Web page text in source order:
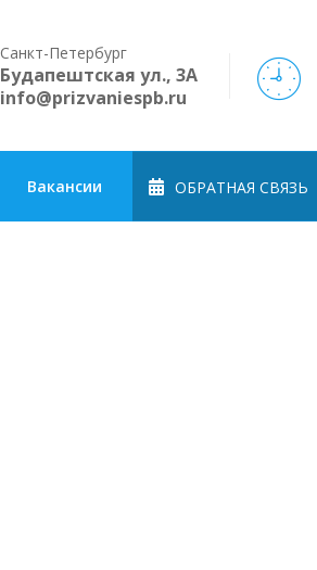
Санкт-Петербург
Будапештская ул., 3А
info@prizvaniespb.ru
Вакансии ОБРАТНАЯ СВЯЗЬ